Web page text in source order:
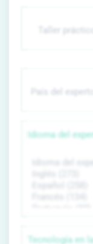
Idioma del
Tecnología en